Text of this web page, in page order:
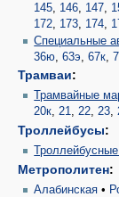
145
146 147
172
173 174
Специальные
36ю ,63э ,67к ,
Трамваи:
Трамвайные
20к,21,22,23,
Троллейбусы:
Метрополитен:
Алабинская •